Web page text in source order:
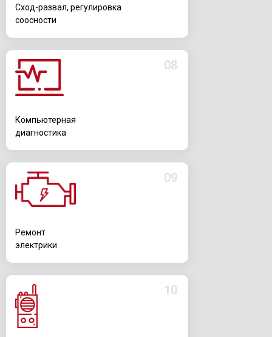
08
Компьютерная
диагностика
Сход-развал, регулировка
соосности
09
10
Ремонт
электрики